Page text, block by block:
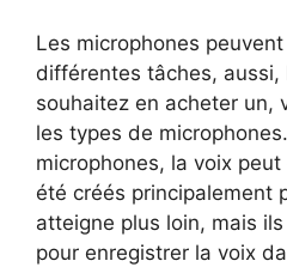
Les microphones
différentes tâches, aussi,
souhaitez en acheter un,
les types de
microphones, la voix
été créés principalement
atteigne plus loin, mais
pour enregistrer la voix